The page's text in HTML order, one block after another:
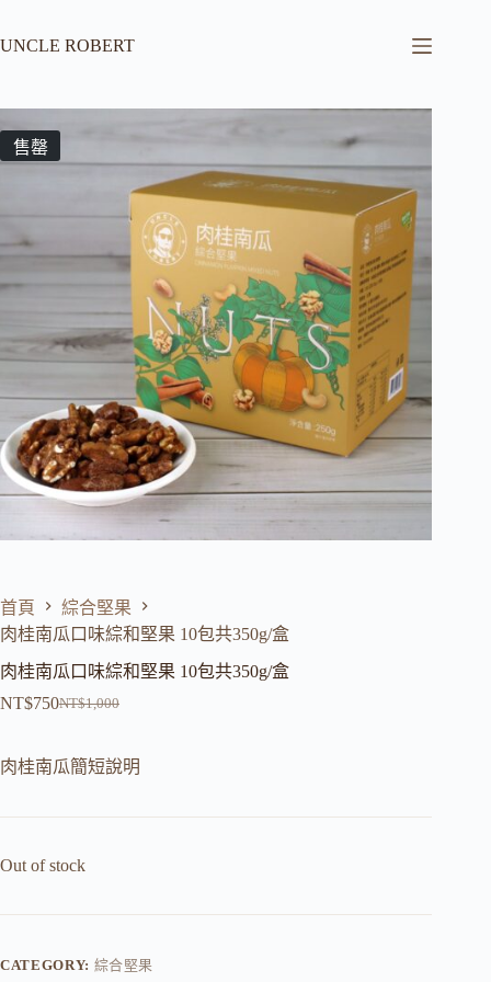
UNCLE ROBERT
售罄
首頁
綜合堅果
肉桂南瓜口味綜和堅果 10包共350g/盒
肉桂南瓜口味綜和堅果 10包共350g/盒
NT$1,000
NT$750
肉桂南瓜簡短說明
Out of stock
CATEGORY: 綜合堅果